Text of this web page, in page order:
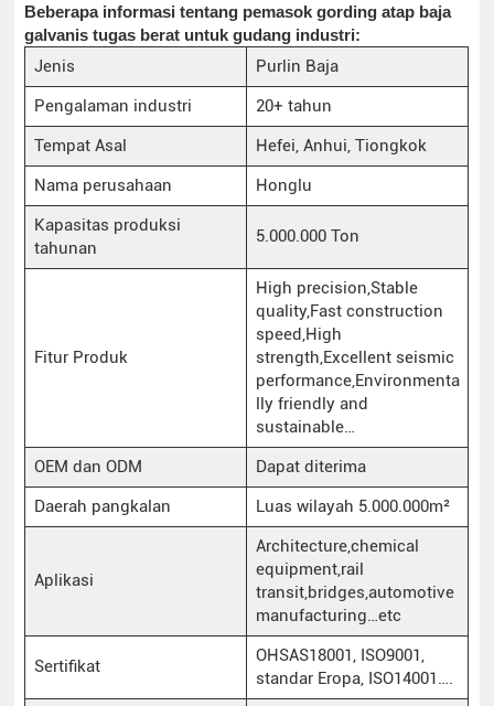
Beberapa informasi tentang pemasok gording atap baja
galvanis tugas berat untuk gudang industri:
Jenis
Purlin Baja
Pengalaman industri
20+ tahun
Tempat Asal
Hefei, Anhui, Tiongkok
Nama perusahaan
Honglu
Kapasitas produksi
tahunan
5.000.000 Ton
Fitur Produk
High precision,Stable
quality,Fast construction
speed,High
strength,Excellent seismic
performance,Environmenta
lly friendly and
sustainable…
OEM dan ODM
Dapat diterima
Daerah pangkalan
Luas wilayah 5.000.000m²
Aplikasi
Architecture,chemical
equipment,rail
transit,bridges,automotive
manufacturing…etc
Sertifikat
OHSAS18001, ISO9001,
standar Eropa, ISO14001….